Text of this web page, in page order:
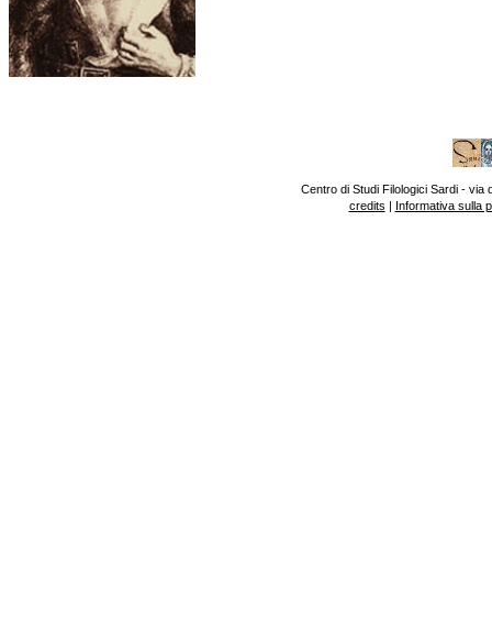
Centro di Studi Filologici Sardi - via
credits | Informativa sulla